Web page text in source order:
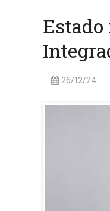
26/12/24